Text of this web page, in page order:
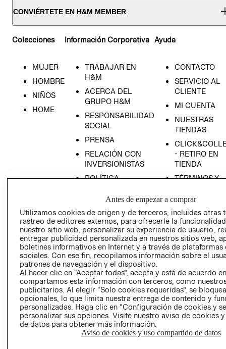
CONVIÉRTETE EN H&M MEMBER
Colecciones
MUJER
HOMBRE
NIÑOS
HOME
Información Corporativa
TRABAJAR EN
H&M
ACERCA DEL
GRUPO H&M
RESPONSABILIDAD
SOCIAL
PRENSA
RELACIÓN CON
INVERSIONISTAS
POLÍTICA
Ayuda
CONTACTO
SERVICIO AL
CLIENTE
MI CUENTA
NUESTRAS
TIENDAS
- RETIRO EN
TIENDA
TÉRMINOS Y
AVISO DE
PRIVACIDAD
GIFT CARD
AVISO DE
COOKIES
Chile ($)
Antes de empezar a comprar
Utilizamos cookies de origen y de terceros, incluidas otras
rastreo de editores externos, para ofrecerle la
nuestro sitio web, personalizar su experiencia de usuario,
entregar publicidad personalizada en nuestros sitios web,
boletines informativos en Internet y a través de plataformas
sociales. Con ese fin, recopilamos información sobre el
patrones de navegación y el dispositivo.
Al hacer clic en “Aceptar todas”, acepta y está de acuerdo
compartamos esta información con terceros, como
publicitarios. Al elegir “Solo cookies requeridas”, se
opcionales, lo que limita nuestra entrega de contenido y
personalizadas. Haga clic en “Configuración de cookies y
personalizar sus opciones. Visite nuestro aviso de cookies
de datos para obtener más información.
Aviso de cookies y uso compartido de datos